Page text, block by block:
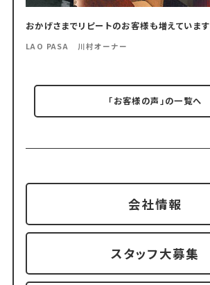
おかげさまでリピートのお客様も増えています
LAO PASA 川村オーナー
「お客様の声」の一覧へ
会社情報
スタッフ大募集